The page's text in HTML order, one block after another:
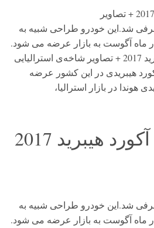
آکورد هیبرید 2017 معرفی شد.این خودرو طراحی شبیه به
ماه آگوست به بازار عرضه می شود.
عکس های هوندا آکورد هیبرید 2017 + تصاویر شاخه‌ی استرالیایی
هیبریدی در این کشور عرضه
هوندا در بازار استرالیا،
معرفی هوندا آکورد هیبرید 2017
آکورد هیبرید 2017 معرفی شد.این خودرو طراحی شبیه به
ماه آگوست به بازار عرضه می شود.